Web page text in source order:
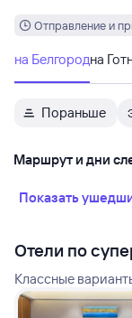
Отправление и
на Белгородна
Пораньше
Маршрут и дни
Показать
Отели по
Классные